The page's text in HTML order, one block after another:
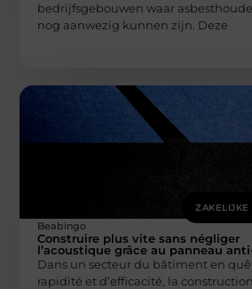
bedrijfsgebouwen waar
nog aanwezig kunnen zijn. Deze
ZAKELIJKE
Beabingo
Construire plus vite sans négliger
l’acoustique grâce au panneau
Dans un secteur du bâtiment en
rapidité et d’efficacité, la